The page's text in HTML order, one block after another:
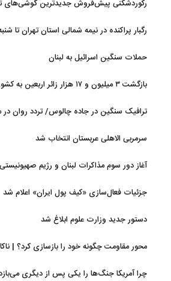
رکوردشکنی پیش‌فروش جدیدترین گوشی‌های
رگبار پراکنده در نیمه شمالی استان تهران تا
حملات سنگین اسرائیل به لبنان
بازگشت ۳ میلیون و ۱۷ هزار زائر اربعین به کشور
ترافیک سنگین در جاده چالوس/ تردد روان در
سرمربی الاهلی عربستان انتخاب شد
آغاز دور سوم مذاکرات لبنان و رژیم
جزئیات فعال‌سازی «کیف پول ایران» اعلام شد
دستور جدید وزارت علوم ابلاغ شد
محور مقاومت چگونه خود را بازسازی کرد؟ |
چرا آمریکا جنگ‌ها را یکی پس از دیگری